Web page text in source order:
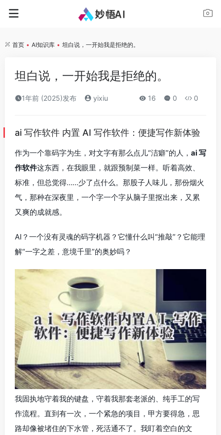
首页 • AI知识库 • 坦白说，一开始我是拒绝的。
坦白说，一开始我是拒绝的。
1年前 (2025)发布 yixiu 16 0 0
ai 写作软件 内置 AI 写作软件：便捷写作新体验
作为一个靠码字为生，对文字有那么点儿“洁癖”的人， ai 写
作软件这东西，在我眼里，就跟预制菜一样。听着高效、
标准，但总觉得……少了点什么。那股子人味儿，那份烟火
气，那种在深夜里，一个字一个字从脑子里抠出来，又累
又爽的成就感。
AI？一个没有灵魂的码字机器？它懂什么叫“推敲”？它能理
解“一字之差，意境千里”的奥妙吗？
我固执地守着我的键盘，守着我那套老派的、纯手工的写
作流程。直到有一次，一个紧急的项目，甲方要得急，思
路却像被堵住的下水管，死活通不了。我盯着空白的文